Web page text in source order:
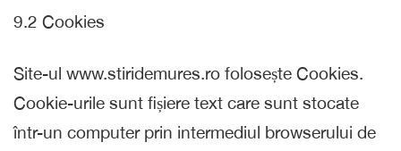
9.2 Cookies
Site-ul www.stiridemures.ro folosește Cookies.
Cookie-urile sunt fișiere text care sunt stocate
într-un computer prin intermediul browserului de